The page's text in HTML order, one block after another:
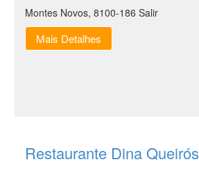
Montes Novos, 8100-186 Salir
Mais Detalhes
Restaurante Dina Queirós